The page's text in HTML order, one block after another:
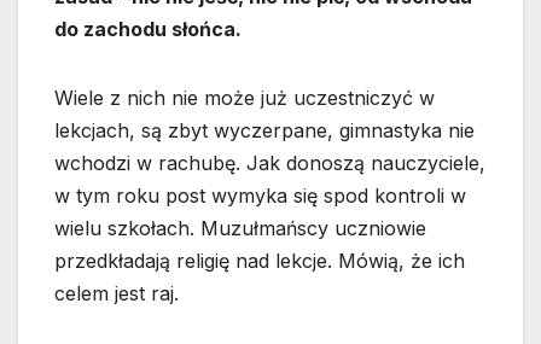
do zachodu słońca.
Wiele z nich nie może już uczestniczyć w
lekcjach, są zbyt wyczerpane, gimnastyka nie
wchodzi w rachubę. Jak donoszą nauczyciele,
w tym roku post wymyka się spod kontroli w
wielu szkołach. Muzułmańscy uczniowie
przedkładają religię nad lekcje. Mówią, że ich
celem jest raj.